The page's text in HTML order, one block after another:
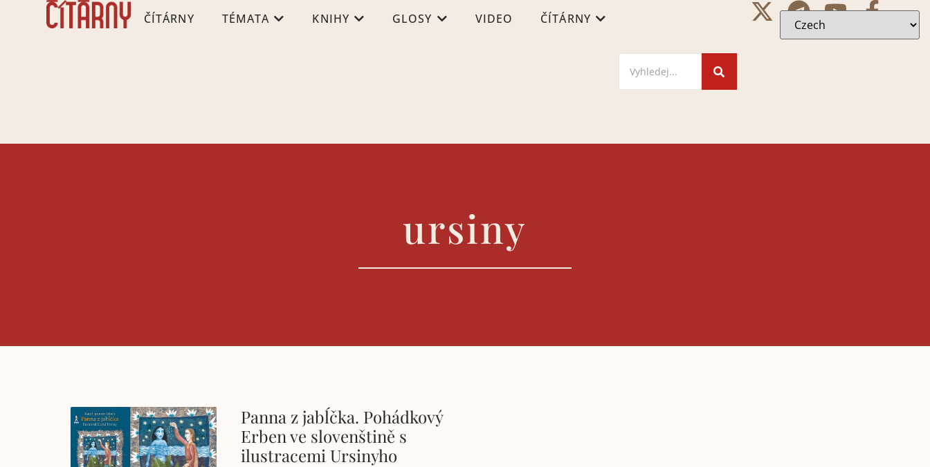
ČÍTÁRNY TÉMATA KNIHY GLOSY VIDEO ČÍTÁRNY
ursiny
Panna z jabĺčka. Pohádkový
Erben ve slovenštině s
ilustracemi Ursinyho